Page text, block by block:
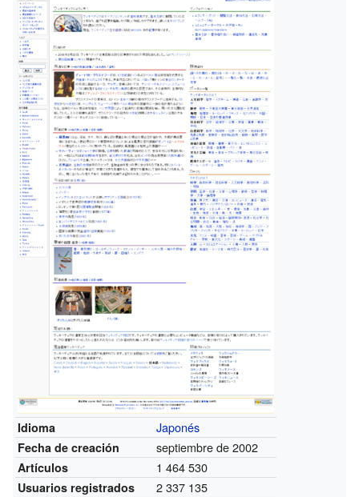
Idioma Japonés
Fecha de creación septiembre de 2002
Artículos 1 464 530
Usuarios registrados 2 337 135